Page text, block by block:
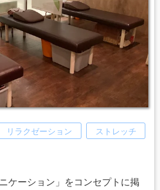
リラクゼーション ストレッチ
ケーション」をコンセプトに掲